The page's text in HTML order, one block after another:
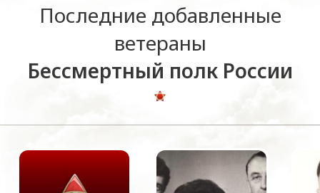
Последние добавленные
ветераны
Бессмертный полк России